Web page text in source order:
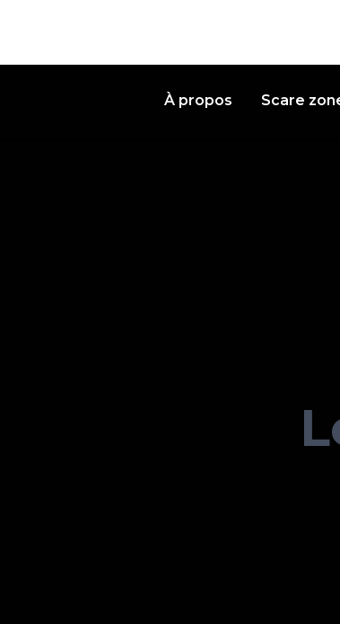
À propos Scare